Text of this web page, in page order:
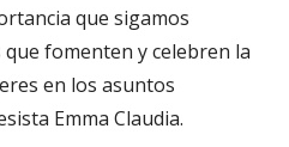
que sigamos
fomenten y celebren la
en los asuntos
Emma Claudia.